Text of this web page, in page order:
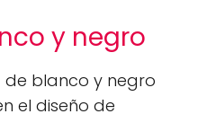
y negro
blanco y negro
el diseño de